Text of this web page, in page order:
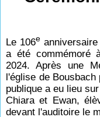
Le 106eanniversaire
a été commémoré
2024. Après une
l'église de
publique a eu lieu
Chiara et Ewan,
devant l'auditoire le